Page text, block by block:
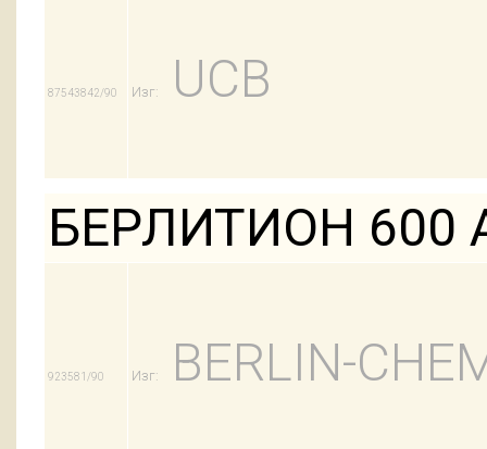
87543842/90 Изг: UCB
БЕРЛИТИОН 600
923581/90 Изг: BERLIN-